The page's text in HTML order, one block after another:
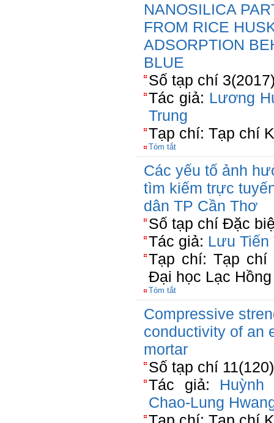
NANOSILICA
FROM RICE
ADSORPTION
BLUE
Số tạp chí
Tác giả: Lương
Trung
Tạp chí: Tạp chí
Tóm tắt
Các yếu tố ảnh
tìm kiếm trực
dân TP Cần Thơ
Số tạp chí Đặc
Tác giả: Lưu Tiến
Tạp chí: Tạp chí
Đại học Lạc Hồng
Tóm tắt
Compressive
conductivity of an
mortar
Số tạp chí
Tác giả: Huỳnh
Chao-Lung